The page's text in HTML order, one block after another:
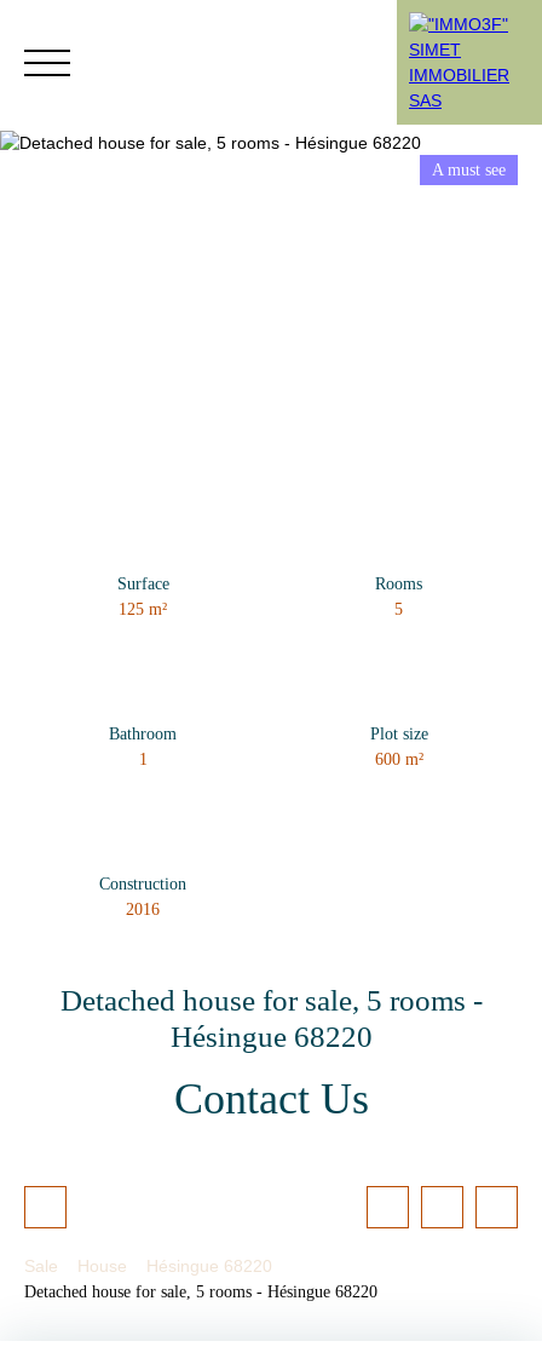
A must see
Surface
125m²
Rooms
5
Bathroom
1
Plot size
600 m²
Construction
2016
Detached house for sale, 5 rooms -
Hésingue 68220
Contact Us
Sale House
Hésingue 68220
Detached house for sale, 5 rooms - Hésingue 68220